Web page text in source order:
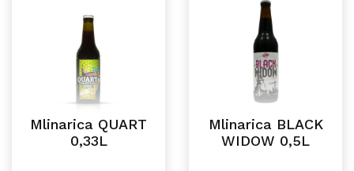
Mlinarica QUART
0,33L
Mlinarica BLACK
WIDOW 0,5L